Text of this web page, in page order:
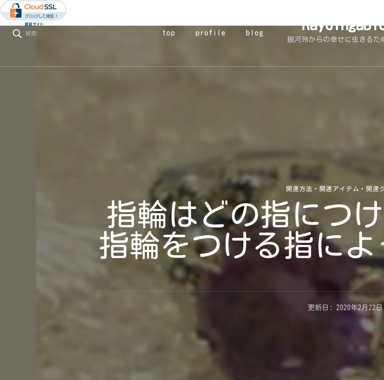
検索 top profile blog
銀河玲からの幸せに生きるた
開運方法・開運アイテム・開運
指輪はどの指につ
指輪をつける指に
更新日: 2020年2月22日